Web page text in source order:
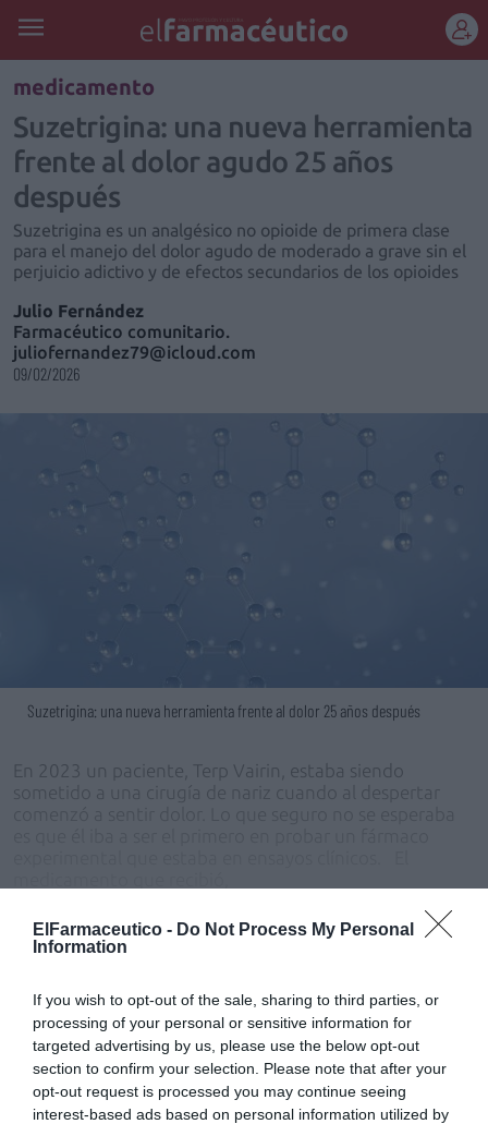
ElFarmaceutico - Do Not Process My Personal
Information
If you wish to opt-out of the sale, sharing to third parties, or
processing of your personal or sensitive information for
targeted advertising by us, please use the below opt-out
section to confirm your selection. Please note that after your
opt-out request is processed you may continue seeing
interest-based ads based on personal information utilized by
medicamento
Suzetrigina: una nueva herramienta
frente al dolor agudo 25 años
después
Suzetrigina es un analgésico no opioide de primera clase
para el manejo del dolor agudo de moderado a grave sin el
perjuicio adictivo y de efectos secundarios de los opioides
Julio Fernández
Farmacéutico comunitario.
juliofernandez79@icloud.com
09/02/2026
Suzetrigina: una nueva herramienta frente al dolor 25 años después
En 2023 un paciente, Terp Vairin, estaba siendo
sometido a una cirugía de nariz cuando al despertar
seguir leyendo El
Farmacéutico
REGÍSTRATE INICIAR SESIÓN